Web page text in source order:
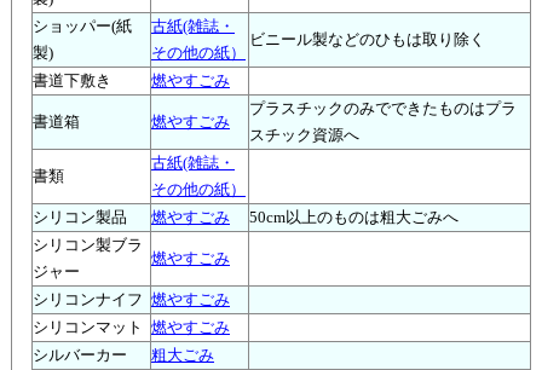
ショッパー(紙
製)
古紙(雑誌・
その他の紙）
ビニール製などのひもは取り除く
書道下敷き 燃やすごみ
書道箱 燃やすごみ
プラスチックのみでできたものはプラ
スチック資源へ
書類
古紙(雑誌・
その他の紙）
シリコン製品
燃やすごみ
50cm以上のものは粗大ごみへ
シリコン製ブラ
ジャー
燃やすごみ
シリコンナイフ 燃やすごみ
シリコンマット
燃やすごみ
シルバーカー
粗大ごみ